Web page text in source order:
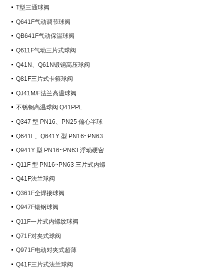
T型三通球阀
Q641F气动调节球阀
QB641F气动保温球阀
Q611F气动三片式球阀
Q41N、Q61N锻钢高压球阀
Q81F三片式卡箍球阀
QJ41M/F法兰高温球阀
不锈钢高温球阀 Q41PPL
Q347 型 PN16、PN25 偏心半球
阀Q641F、Q641Y 型 PN16~PN63
气动球阀
Q941Y 型 PN16~PN63 浮动硬密
封电动球阀
Q11F 型 PN16~PN63 三片式内螺
纹球阀
Q41F法兰球阀
Q361F全焊接球阀
Q947F锻钢球阀
Q11F一片式内螺纹球阀
Q71F对夹式球阀
Q971F电动对夹式超薄
Q41F三片式法兰球阀